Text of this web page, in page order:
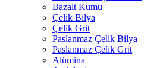
Bazalt Kumu
Çelik Bilya
Çelik Grit
Paslanmaz Çelik Bilya
Paslanmaz Çelik Grit
Alümina